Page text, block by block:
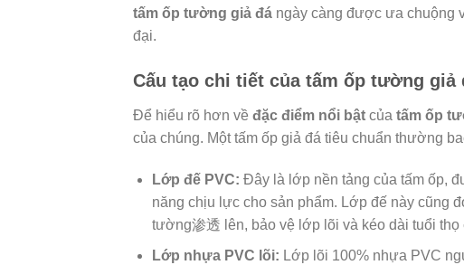
tấm ốp tường giả đá ngày càng được ưa chuộng
đại.
Cấu tạo chi tiết của tấm ốp tường giả
Để hiểu rõ hơn về đặc điểm nổi bật của tấm ốp
của chúng. Một tấm ốp giả đá tiêu chuẩn thường
Lớp đế PVC: Đây là lớp nền tảng của tấm ốp,
năng chịu lực cho sản phẩm. Lớp đế này cũng
tường渗透 lên, bảo vệ lớp lõi và kéo dài tuổi thọ
Lớp nhựa PVC lõi: Lớp lõi 100% nhựa PVC